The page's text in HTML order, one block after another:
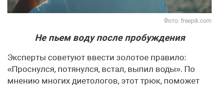
Фото: freepik.com
Не пьем воду после пробуждения
Эксперты советуют ввести золотое правило:
«Проснулся, потянулся, встал, выпил воды». По
мнению многих диетологов, этот трюк, поможет